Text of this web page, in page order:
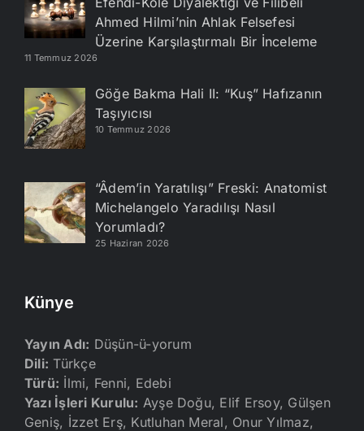
Ahmed Hilmi’nin Ahlak Felsefesi
Üzerine Karşılaştırmalı Bir İnceleme
11 Temmuz 2026
Göğe Bakma Hali II: “Kuş” Hafızanın
Taşıyıcısı
10 Temmuz 2026
“Âdem’in Yaratılışı” Freski: Anatomist
Michelangelo Yaradılışı Nasıl
Yorumladı?
25 Haziran 2026
Künye
Yayın Adı: Düşün-ü-yorum
Dili: Türkçe
Türü: İlmi, Fenni, Edebi
Yazı İşleri Kurulu: Ayşe Doğu, Elif Ersoy, Gülşen
Geniş, İzzet Erş, Kutluhan Meral, Onur Yılmaz,